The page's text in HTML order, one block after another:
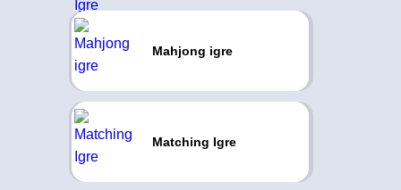
Mahjong igre
Matching Igre